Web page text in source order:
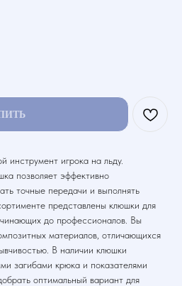
инструмент игрока на льду.
позволяет эффективно
точные передачи и выполнять
представлены клюшки для
до профессионалов. Вы
материалов, отличающихся
В наличии клюшки
загибами крюка и показателями
оптимальный вариант для